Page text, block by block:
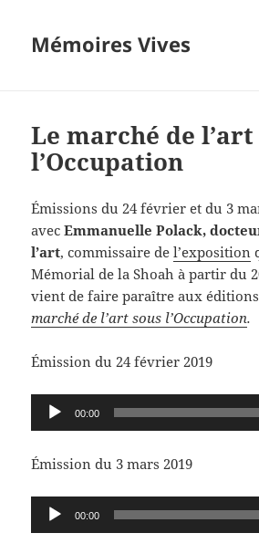
Mémoires Vives
Le marché de l’art
l’Occupation
Émissions du 24 février et du 3
avecEmmanuelle Polack,
l’art, commissaire del’exposition
Mémorial de la Shoah à partir du
vient de faire paraître aux
marché de l’art sous l’Occupation.
Émission du 24 février 2019
Lecteur
audio
00:00
Émission du 3 mars 2019
Lecteur
audio
00:00